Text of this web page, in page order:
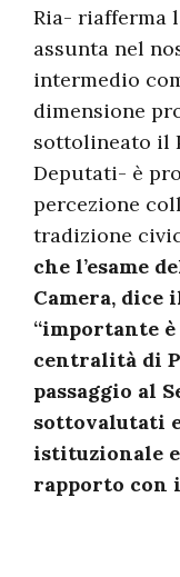
Ria- riafferma
assunta nel
intermedio
dimensione
sottolineato il
Deputati- è
percezione
tradizione
che l’esame
Camera, dice
“importante
centralità di
passaggio al
sottovalutati
istituzionale
rapporto con